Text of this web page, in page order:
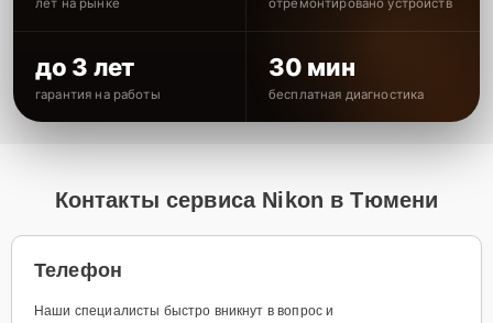
до 3 лет
гарантия на работы
30 мин
бесплатная диагностика
Контакты сервиса Nikon в Тюмени
Телефон
Наши специалисты быстро вникнут в вопрос и